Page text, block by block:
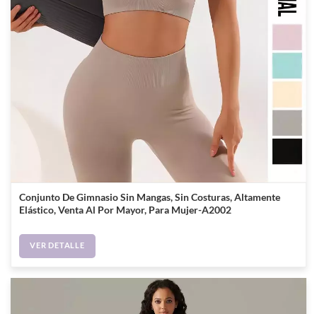
Conjunto De Gimnasio Sin Mangas, Sin Costuras, Altamente
Elástico, Venta Al Por Mayor, Para Mujer-A2002
VER DETALLE